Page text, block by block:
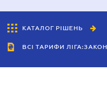
КАТАЛОГ РІШЕНЬ
ВСІ ТАРИФИ ЛІГА:ЗАКОН